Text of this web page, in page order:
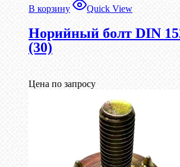
В корзину Quick View
Норийный болт DIN
(30)
Цена по запросу